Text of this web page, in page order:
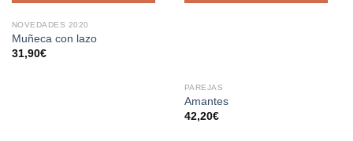
NOVEDADES 2020
Muñeca con lazo
31,90€
PAREJAS
Amantes
42,20€